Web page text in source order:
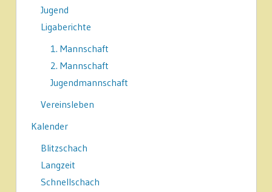
Jugend
Ligaberichte
1. Mannschaft
2. Mannschaft
Jugendmannschaft
Vereinsleben
Kalender
Blitzschach
Langzeit
Schnellschach